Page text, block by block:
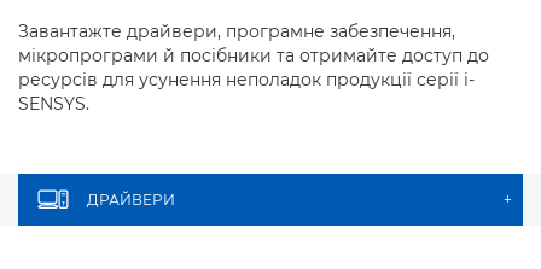
Завантажте драйвери, програмне забезпечення,
мікропрограми й посібники та отримайте доступ до
ресурсів для усунення неполадок продукції серії i-
SENSYS.
ДРАЙВЕРИ +